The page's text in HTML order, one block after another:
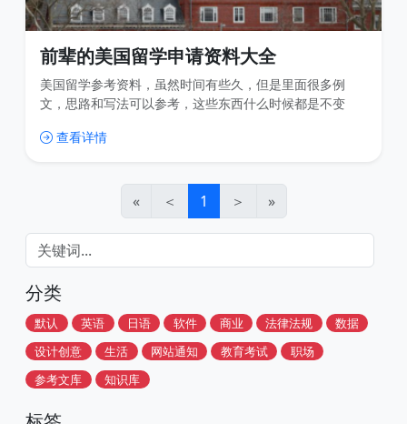
前辈的美国留学申请资料大全
美国留学参考资料，虽然时间有些久，但是里面很多例
文，思路和写法可以参考，这些东西什么时候都是不变
查看详情
« ＜ 1 ＞ »
分类
默认 英语 日语 软件 商业 法律法规
数据
设计创意
生活 网站通知 教育考试
职场
参考文库
知识库